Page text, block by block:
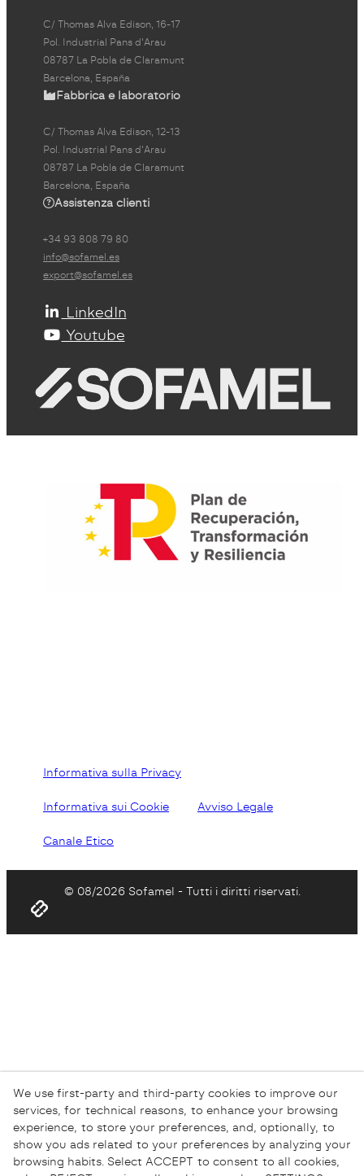
C/ Thomas Alva Edison, 16-17
Pol. Industrial Pans d'Arau
08787 La Pobla de Claramunt
Barcelona, España
Fabbrica e laboratorio
C/ Thomas Alva Edison, 12-13
Pol. Industrial Pans d'Arau
08787 La Pobla de Claramunt
Barcelona, España
Assistenza clienti
+34 93 808 79 80
info@sofamel.es
export@sofamel.es
LinkedIn
Youtube
Informativa sulla Privacy
Informativa sui Cookie Avviso Legale
Canale Etico
© 08/2026 Sofamel - Tutti i diritti riservati.
We use first-party and third-party cookies to improve our
services, for technical reasons, to enhance your browsing
experience, to store your preferences, and, optionally, to
show you ads related to your preferences by analyzing your
browsing habits. Select ACCEPT to consent to all cookies,